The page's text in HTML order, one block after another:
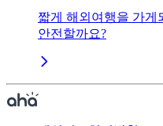
짧게 해외여행을 가게
안전할까요?